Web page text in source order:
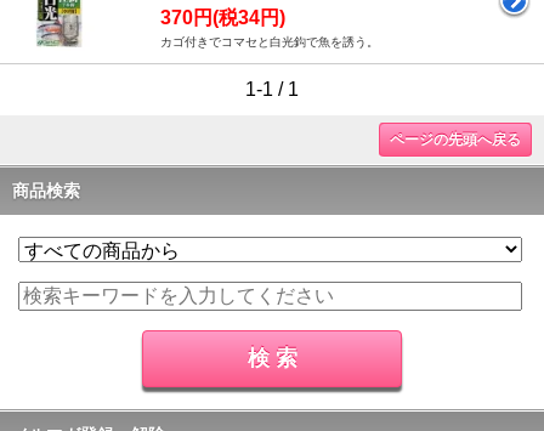
370円(税34円)
カゴ付きでコマセと白光鈎で魚を誘う。
1-1 / 1
ページの先頭へ戻る
商品検索